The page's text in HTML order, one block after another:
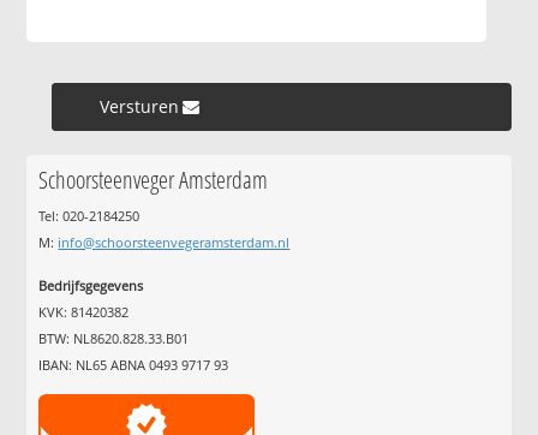
Versturen »
Schoorsteenveger Amsterdam
Tel: 020-2184250
M: info@schoorsteenvegeramsterdam.nl
Bedrijfsgegevens
KVK: 81420382
BTW: NL8620.828.33.B01
IBAN: NL65 ABNA 0493 9717 93